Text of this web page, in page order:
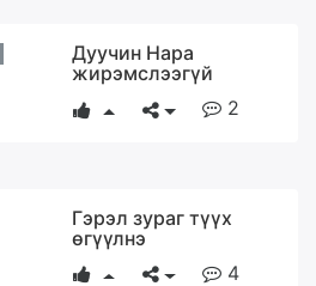
Дуучин Нара
жирэмслээгүй
2
Гэрэл зураг түүх
өгүүлнэ
4